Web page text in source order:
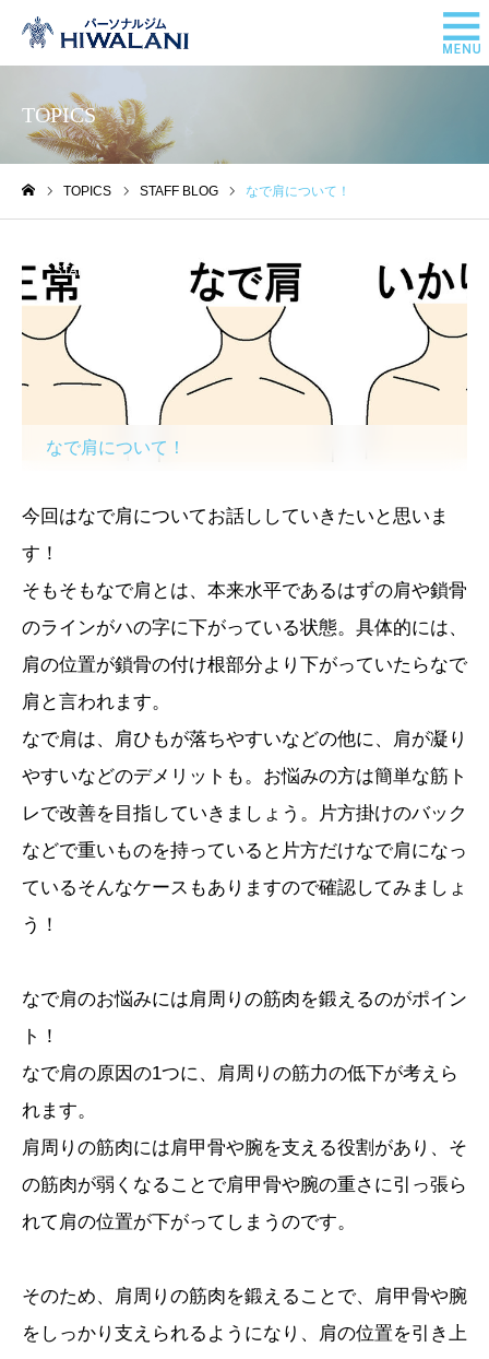
TOPICS
TOPICS STAFF BLOG なで肩について！
STAFF BLOG
なで肩について！
今回はなで肩についてお話ししていきたいと思いま
す！
そもそもなで肩とは、本来水平であるはずの肩や鎖骨
のラインがハの字に下がっている状態。具体的には、
肩の位置が鎖骨の付け根部分より下がっていたらなで
肩と言われます。
なで肩は、肩ひもが落ちやすいなどの他に、肩が凝り
やすいなどのデメリットも。お悩みの方は簡単な筋ト
レで改善を目指していきましょう。片方掛けのバック
などで重いものを持っていると片方だけなで肩になっ
ているそんなケースもありますので確認してみましょ
う！
なで肩のお悩みには肩周りの筋肉を鍛えるのがポイン
ト！
なで肩の原因の1つに、肩周りの筋力の低下が考えら
れます。
肩周りの筋肉には肩甲骨や腕を支える役割があり、そ
の筋肉が弱くなることで肩甲骨や腕の重さに引っ張ら
れて肩の位置が下がってしまうのです。
そのため、肩周りの筋肉を鍛えることで、肩甲骨や腕
をしっかり支えられるようになり、肩の位置を引き上